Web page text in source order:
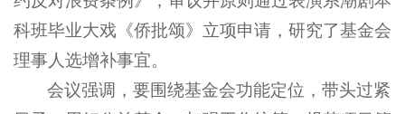
科班毕业大戏《侨批颂》立项申请，研究了基金会
理事人选增补事宜。
会议强调，要围绕基金会功能定位，带头过紧